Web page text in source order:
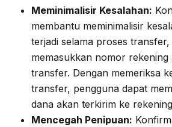
Meminimalisir Kesalahan:
membantu meminimalisir
terjadi selama proses
memasukkan nomor rekening
transfer. Dengan memeriksa
transfer, pengguna dapat
dana akan terkirim ke
Mencegah Penipuan: